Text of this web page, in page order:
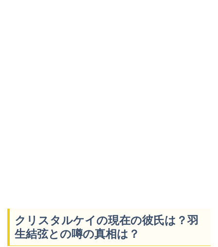
クリスタルケイの現在の彼氏は？羽
生結弦との噂の真相は？